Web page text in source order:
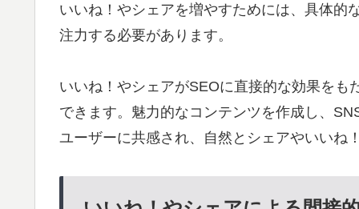
いいね！やシェアを増やすためには、具体的
注力する必要があります。
いいね！やシェアがSEOに直接的な効果を
できます。魅力的なコンテンツを作成し、
ユーザーに共感され、自然とシェアやいいね